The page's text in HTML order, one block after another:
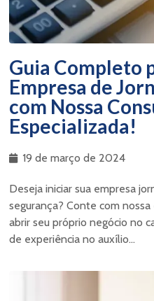
Guia Completo
Empresa de
com Nossa
Especializada!
19 de março de 2024
Deseja iniciar sua empresa
segurança? Conte com
abrir seu próprio negócio no
de experiência no auxílio...